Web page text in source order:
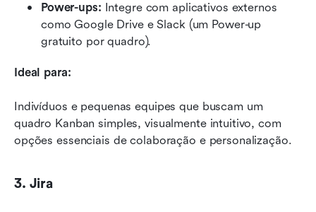
Power-ups: Integre com aplicativos externos
como Google Drive e Slack (um Power-up
gratuito por quadro).
Ideal para:
Indivíduos e pequenas equipes que buscam um
quadro Kanban simples, visualmente intuitivo, com
opções essenciais de colaboração e personalização.
3. Jira